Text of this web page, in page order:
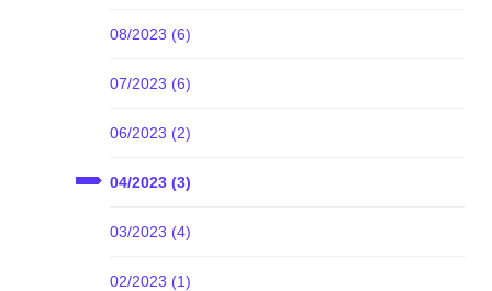
08/2023 (6)
07/2023 (6)
06/2023 (2)
04/2023 (3)
03/2023 (4)
02/2023 (1)